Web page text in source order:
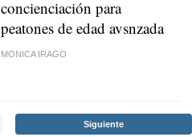
concienciación para
peatones de edad avsnzada
MONICA IRAGO
Siguiente